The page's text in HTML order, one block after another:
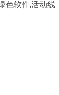
色软件,活动线